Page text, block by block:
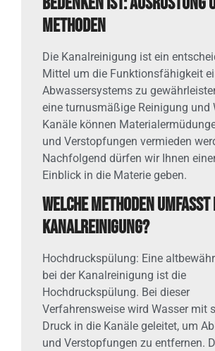
Methoden
Die Kanalreinigung ist ein
Mittel um die Funktionsfähigkeit
Abwassersystems zu
eine turnusmäßige Reinigung und
Kanäle können
und Verstopfungen vermieden
Nachfolgend dürfen wir Ihnen
Einblick in die Materie geben.
Welche Methoden umfasst
Kanalreinigung?
Hochdruckspülung: Eine
bei der Kanalreinigung ist die
Hochdruckspülung. Bei dieser
Verfahrensweise wird Wasser mit
Druck in die Kanäle geleitet, um
und Verstopfungen zu entfernen.